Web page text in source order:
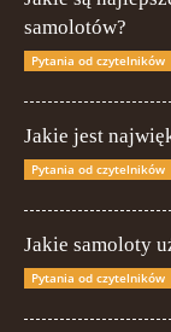
samolotów?
Pytania od czytelników
Jakie jest
Pytania od czytelników
Jakie samoloty
Pytania od czytelników